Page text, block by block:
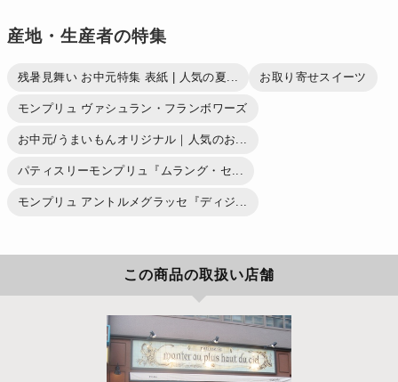
産地・生産者の特集
残暑見舞い お中元特集 表紙 | 人気の夏... お取り寄せスイーツ
モンプリュ ヴァシュラン・フランボワーズ
お中元/うまいもんオリジナル｜人気のお...
パティスリーモンプリュ『ムラング・セ...
モンプリュ アントルメグラッセ『ディジ...
この商品の取扱い店舗